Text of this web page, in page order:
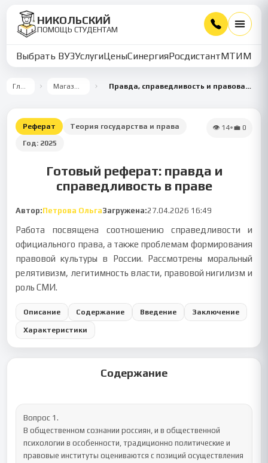
НИКОЛЬСКИЙ
ПОМОЩЬ СТУДЕНТАМ
Выбрать ВУЗУслугиЦеныСинергияРосдистантМТИММУ
Главная Магазин работ Правда, справедливость и правовая культура в обществе
Реферат
Теория государства и права
Год: 2025
👁 14•💼 0
Готовый реферат: правда и
справедливость в праве
Автор:Петрова ОльгаЗагружена:27.04.2026 16:49
Работа посвящена соотношению справедливости и
официального права, а также проблемам формирования
правовой культуры в России. Рассмотрены моральный
релятивизм, легитимность власти, правовой нигилизм и
роль СМИ.
Описание Содержание Введение Заключение
Характеристики
Содержание
Вопрос 1.
В общественном сознании россиян, и в общественной
психологии в особенности, традиционно политические и
правовые институты оцениваются с позиций осуществления